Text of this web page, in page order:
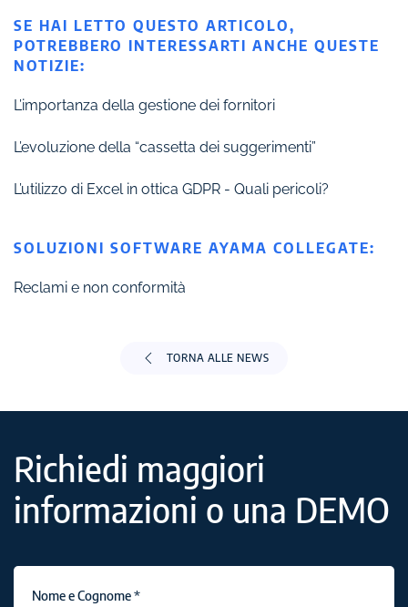
SE HAI LETTO QUESTO ARTICOLO,
POTREBBERO INTERESSARTI ANCHE QUESTE
NOTIZIE:
L’importanza della gestione dei fornitori
L’evoluzione della “cassetta dei suggerimenti”
L’utilizzo di Excel in ottica GDPR - Quali pericoli?
SOLUZIONI SOFTWARE AYAMA COLLEGATE:
Reclami e non conformità
TORNA ALLE NEWS
Richiedi maggiori
informazioni o una DEMO
Nome e Cognome*